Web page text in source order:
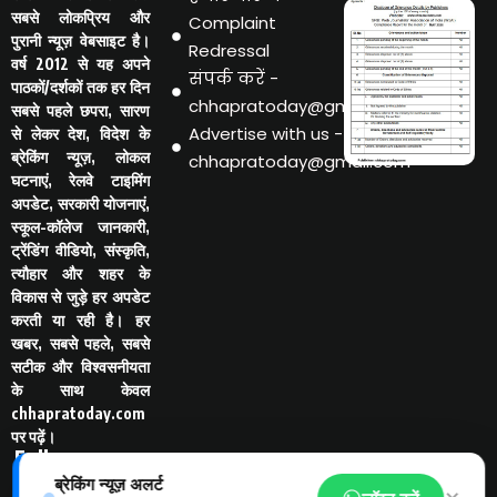
सबसे लोकप्रिय और
पुरानी न्यूज़ वेबसाइट है।
वर्ष 2012 से यह अपने
पाठकों/दर्शकों तक हर दिन
सबसे पहले छपरा, सारण
से लेकर देश, विदेश के
ब्रेकिंग न्यूज़, लोकल
घटनाएं, रेलवे टाइमिंग
अपडेट, सरकारी योजनाएं,
स्कूल-कॉलेज जानकारी,
ट्रेंडिंग वीडियो, संस्कृति,
त्यौहार और शहर के
विकास से जुड़े हर अपडेट
करती या रही है। हर
खबर, सबसे पहले, सबसे
सटीक और विश्वसनीयता
के साथ केवल
chhapratoday.com
पर पढ़ें।
Follo
w Us
Complaint
Redressal
संपर्क करें -
chhapratoday@gmail.com
Advertise with us -
chhapratoday@gmail.com
ब्रेकिंग न्यूज़ अलर्ट